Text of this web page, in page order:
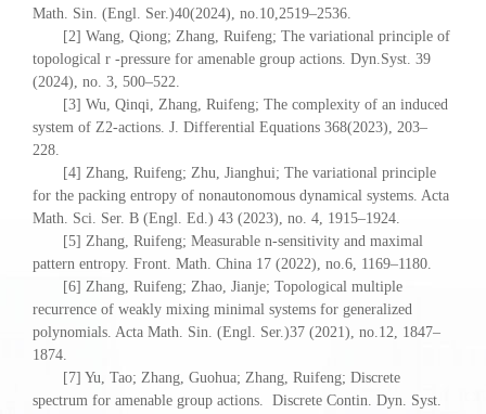
Math. Sin. (Engl. Ser.)40(2024), no.10,2519–2536.
[2] Wang, Qiong; Zhang, Ruifeng; The variational principle of
topological r -pressure for amenable group actions. Dyn.Syst. 39
(2024), no. 3, 500–522.
[3] Wu, Qinqi, Zhang, Ruifeng; The complexity of an induced
system of Z2-actions. J. Differential Equations 368(2023), 203–
228.
[4] Zhang, Ruifeng; Zhu, Jianghui; The variational principle
for the packing entropy of nonautonomous dynamical systems. Acta
Math. Sci. Ser. B (Engl. Ed.) 43 (2023), no. 4, 1915–1924.
[5] Zhang, Ruifeng; Measurable n-sensitivity and maximal
pattern entropy. Front. Math. China 17 (2022), no.6, 1169–1180.
[6] Zhang, Ruifeng; Zhao, Jianje; Topological multiple
recurrence of weakly mixing minimal systems for generalized
polynomials. Acta Math. Sin. (Engl. Ser.)37 (2021), no.12, 1847–
1874.
[7] Yu, Tao; Zhang, Guohua; Zhang, Ruifeng; Discrete
spectrum for amenable group actions. Discrete Contin. Dyn. Syst.